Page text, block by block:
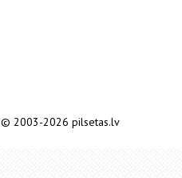
© 2003-2026 pilsetas.lv